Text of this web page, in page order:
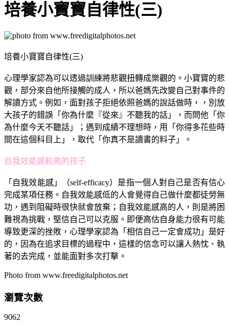
培養小寶寶自律性(三)
培養小寶寶自律性(三)
心理學家認為可以透過訓練將悲觀扭轉成樂觀的。小寶寶的悲
觀，部分來自他所接觸的成人，所以爸媽先改變自己對事件的
解讀方式。例如，面對孩子拒絕依照爸媽的說話做時，，別放
大孩子的錯誤「你為什麼『從來』不聽我的話」，而問他「你
為什麼今天不聽話」；遇到成績不理想時，用「你得多花些時
間在這個科目上」，取代「你真不是讀書的料子」。
自我效能感較高的孩子
「自我效能感」（self-efficacy）是指一個人對自己是否有信心
完成某項任務。自我效能感低的人會覺得自己做什麼都徒勞無
功，遇到阻礙時很快就會放棄；自我效能感高的人，則是將困
難視為挑戰，堅信自己可以克服。即便高估自身能力很有可能
導致更深的挫敗，心理學家認為「相信自己一定會成功」是好
的，因為在追求目標的過程中，這樣的信念可以讓人熱忱、執
著的去完成，並能面對多次打擊。
Photo from www.freedigitalphotos.net
瀏覽次數
9062